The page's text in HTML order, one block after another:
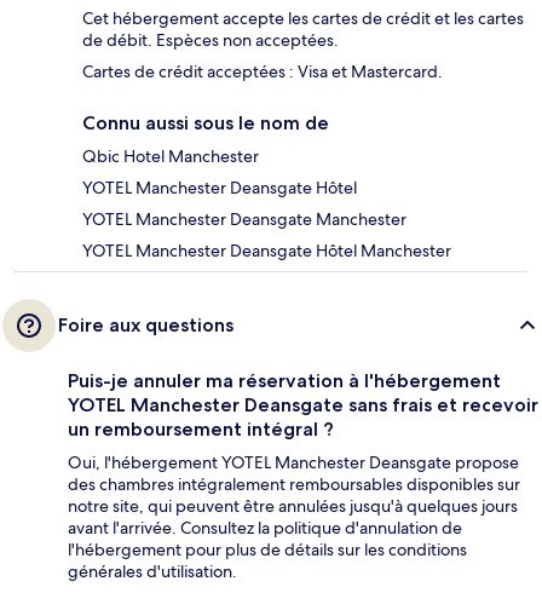
Cet hébergement accepte les cartes de crédit et les cartes
de débit. Espèces non acceptées.
Cartes de crédit acceptées : Visa et Mastercard.
Connu aussi sous le nom de
Qbic Hotel Manchester
YOTEL Manchester Deansgate Hôtel
YOTEL Manchester Deansgate Manchester
YOTEL Manchester Deansgate Hôtel Manchester
Foire aux questions
Puis-je annuler ma réservation à l'hébergement
YOTEL Manchester Deansgate sans frais et recevoir
un remboursement intégral ?
Oui, l'hébergement YOTEL Manchester Deansgate propose
des chambres intégralement remboursables disponibles sur
notre site, qui peuvent être annulées jusqu'à quelques jours
avant l'arrivée. Consultez la politique d'annulation de
l'hébergement pour plus de détails sur les conditions
générales d'utilisation.